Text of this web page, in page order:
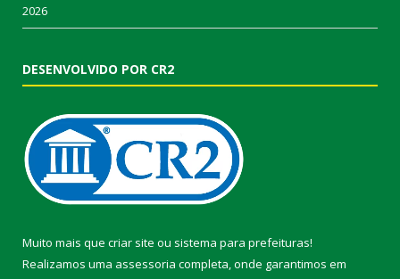
2026
DESENVOLVIDO POR CR2
Muito mais que criar site ou sistema para prefeituras!
Realizamos uma assessoria completa, onde garantimos em